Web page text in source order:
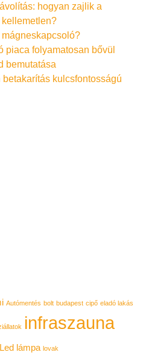
hogyan zajlik a
piaca folyamatosan bővül
bemutatása
kulcsfontosságú
Autómentés bolt budapest cipő eladó lakás
infraszauna
Led lámpa lovak